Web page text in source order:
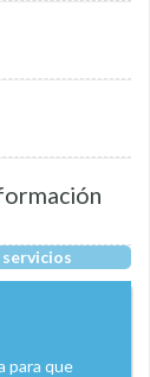
servicios
para que